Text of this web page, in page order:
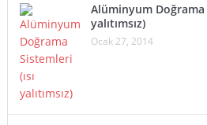
Alüminyum Doğrama
yalıtımsız)
Ocak 27, 2014